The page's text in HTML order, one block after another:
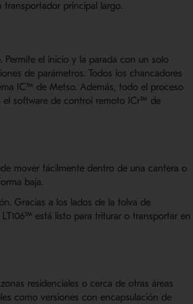
principal largo.
el inicio y la parada con un solo
de parámetros. Todos los chancadores
IC™ de Metso. Además, todo el proceso
el software de control remoto ICr™ de
mover fácilmente dentro de una cantera o
baja.
Gracias a los lados de la tolva de
está listo para triturar o transportar en
residenciales o cerca de otras áreas
como versiones con encapsulación de